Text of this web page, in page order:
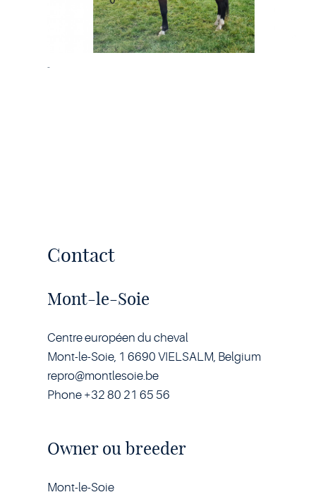
-
Contact
Mont-le-Soie
Centre européen du cheval
Mont-le-Soie, 1 6690 VIELSALM, Belgium
repro@montlesoie.be
Phone +32 80 21 65 56
Owner ou breeder
Mont-le-Soie